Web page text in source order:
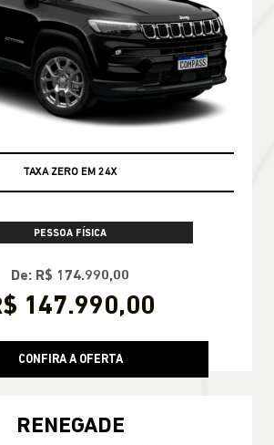
TAXA ZERO EM 24X
PESSOA FÍSICA
De: R$ 174.990,00
147.990,00
CONFIRA A OFERTA
RENEGADE